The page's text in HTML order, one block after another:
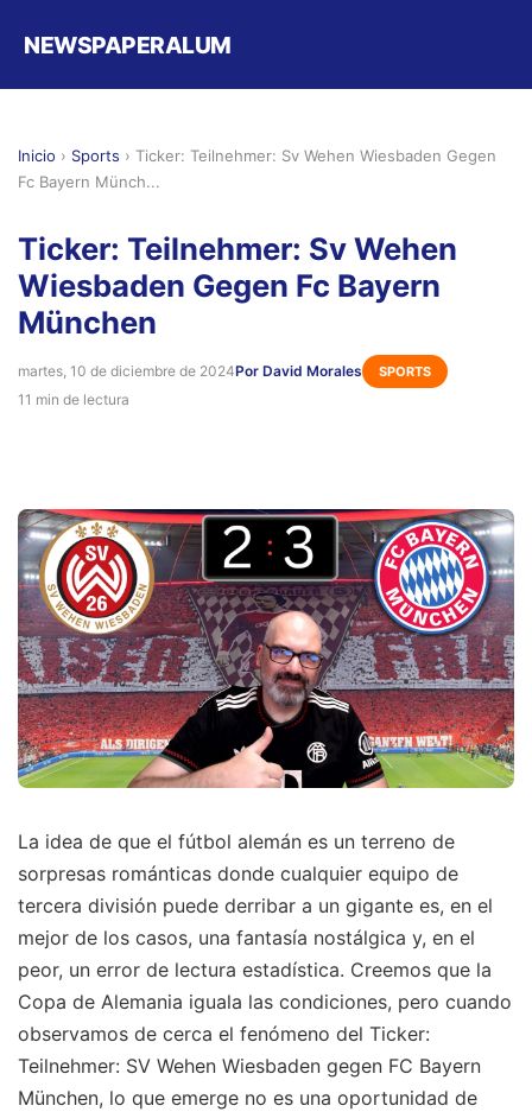
NEWSPAPERALUM
Inicio › Sports › Ticker: Teilnehmer: Sv Wehen Wiesbaden Gegen
Fc Bayern Münch...
Ticker: Teilnehmer: Sv Wehen
Wiesbaden Gegen Fc Bayern
München
martes, 10 de diciembre de 2024Por David Morales SPORTS
11 min de lectura
La idea de que el fútbol alemán es un terreno de
sorpresas románticas donde cualquier equipo de
tercera división puede derribar a un gigante es, en el
mejor de los casos, una fantasía nostálgica y, en el
peor, un error de lectura estadística. Creemos que la
Copa de Alemania iguala las condiciones, pero cuando
observamos de cerca el fenómeno del Ticker:
Teilnehmer: SV Wehen Wiesbaden gegen FC Bayern
München, lo que emerge no es una oportunidad de